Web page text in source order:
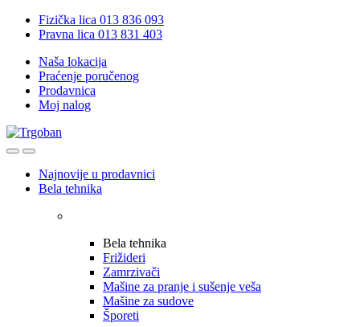
Skip
Skip
Fizička lica 013 836 093
Pravna lica 013 831 403
Naša lokacija
Praćenje poručenog
Prodavnica
Moj nalog
OpenClose
Najnovije u prodavnici
Bela tehnika
Bela tehnika
Frižideri
Zamrzivači
Mašine za pranje i sušenje veša
Mašine za sudove
Šporeti